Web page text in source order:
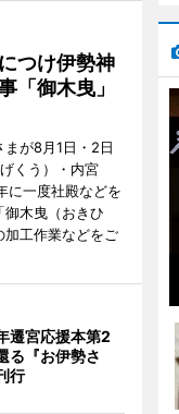
つけ伊勢神
御木曳」
が8月1日・2日
くう）・内宮
に一度社殿などを
木曳（おきひ
加工作業などをご
遷宮応援本第2
『お伊勢さ
行